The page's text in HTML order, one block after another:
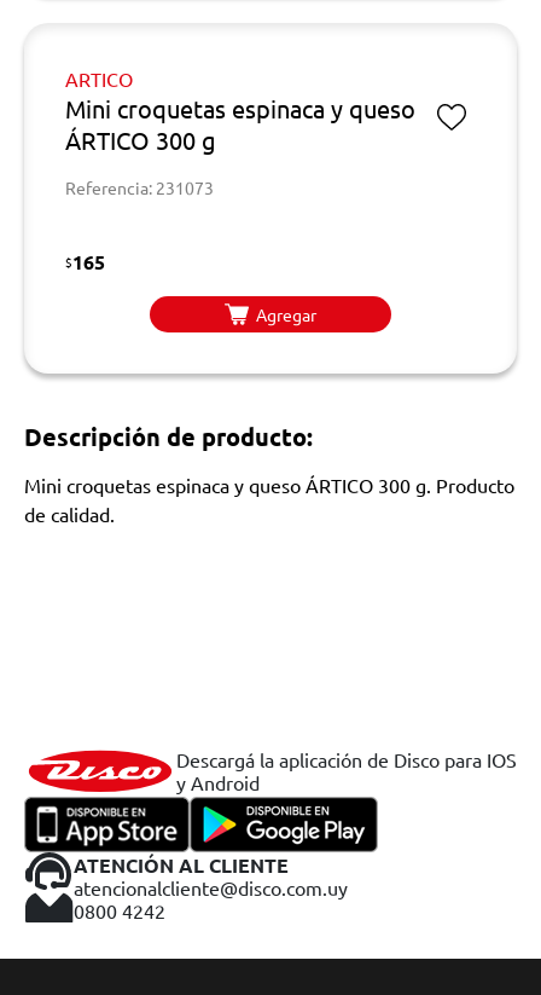
ARTICO
Mini croquetas espinaca y queso
ÁRTICO 300 g
Referencia: 231073
$165
Agregar
Descripción de producto:
Mini croquetas espinaca y queso ÁRTICO 300 g. Producto
de calidad.
Descargá la aplicación de Disco para IOS
y Android
ATENCIÓN AL CLIENTE
atencionalcliente@disco.com.uy
0800 4242